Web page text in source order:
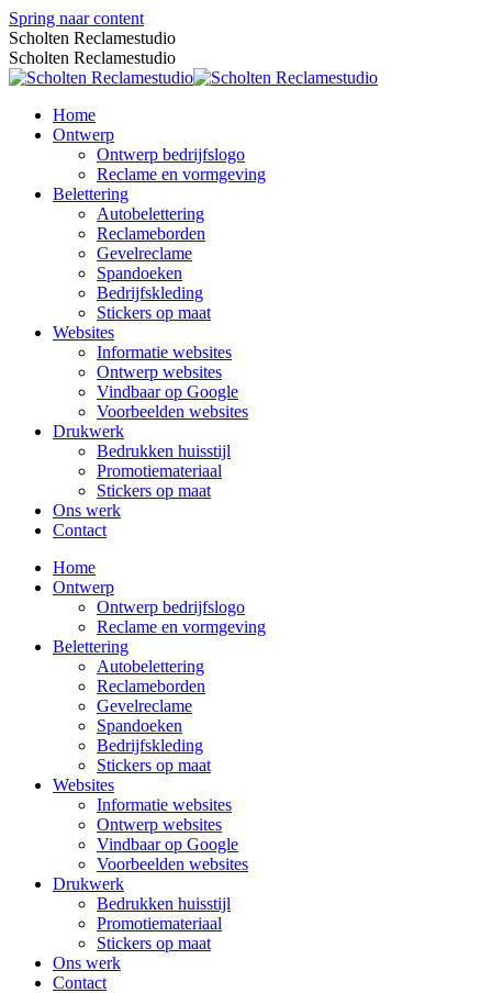
Spring naar content
Scholten Reclamestudio
Scholten Reclamestudio
Home
Ontwerp
Ontwerp bedrijfslogo
Reclame en vormgeving
Belettering
Autobelettering
Reclameborden
Gevelreclame
Spandoeken
Bedrijfskleding
Stickers op maat
Websites
Informatie websites
Ontwerp websites
Vindbaar op Google
Voorbeelden websites
Drukwerk
Bedrukken huisstijl
Promotiemateriaal
Stickers op maat
Ons werk
Contact
Home
Ontwerp
Ontwerp bedrijfslogo
Reclame en vormgeving
Belettering
Autobelettering
Reclameborden
Gevelreclame
Spandoeken
Bedrijfskleding
Stickers op maat
Websites
Informatie websites
Ontwerp websites
Vindbaar op Google
Voorbeelden websites
Drukwerk
Bedrukken huisstijl
Promotiemateriaal
Stickers op maat
Ons werk
Contact